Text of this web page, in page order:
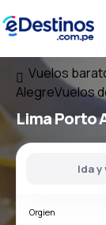
Vuelos
AlegreVuelos
Lima Porto
Ida y
Orgien